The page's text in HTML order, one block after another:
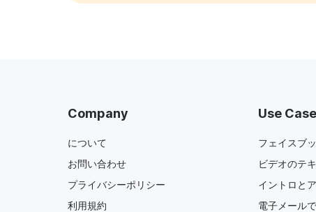
Company
について
お問い合わせ
プライバシーポリシー
利用規約
Use
フェイスブ
ビデオのテ
イントロと
電子メール